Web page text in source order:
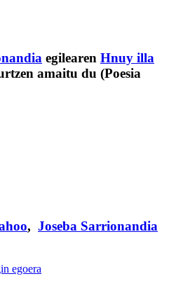
egilearen Hnuy illa
amaitu du (Poesia
, Joseba Sarrionandia
egoera